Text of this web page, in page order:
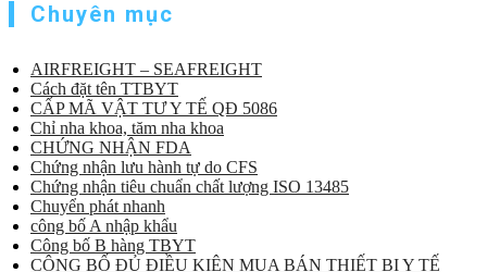
Chuyên mục
AIRFREIGHT – SEAFREIGHT
Cách đặt tên TTBYT
CẤP MÃ VẬT TƯ Y TẾ QĐ 5086
Chỉ nha khoa, tăm nha khoa
CHỨNG NHẬN FDA
Chứng nhận lưu hành tự do CFS
Chứng nhận tiêu chuẩn chất lượng ISO 13485
Chuyển phát nhanh
công bố A nhập khẩu
Công bố B hàng TBYT
CÔNG BỐ ĐỦ ĐIỀU KIỆN MUA BÁN THIẾT BỊ Y TẾ